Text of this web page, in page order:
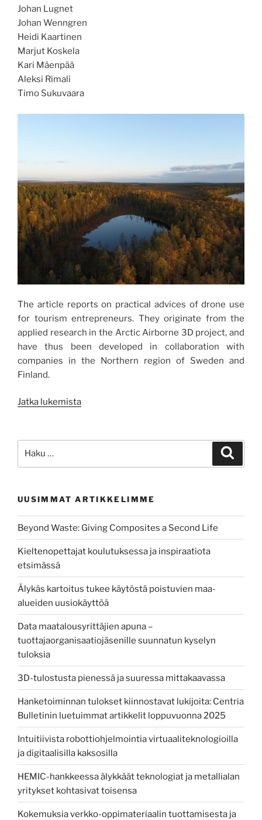
Johan Lugnet
Johan Wenngren
Heidi Kaartinen
Marjut Koskela
Kari Mäenpää
Aleksi Rimali
Timo Sukuvaara
The article reports on practical advices of drone use
for tourism entrepreneurs. They originate from the
applied research in the Arctic Airborne 3D project, and
have thus been developed in collaboration with
companies in the Northern region of Sweden and
Finland.
Jatka lukemista”Come
me:
tourism”
UUSIMMAT ARTIKKELIMME
Beyond Waste: Giving Composites a Second Life
Kieltenopettajat koulutuksessa ja inspiraatiota
etsimässä
Älykäs kartoitus tukee käytöstä poistuvien maa-
alueiden uusiokäyttöä
Data maatalousyrittäjien apuna –
tuottajaorganisaatiojäsenille suunnatun kyselyn
tuloksia
3D-tulostusta pienessä ja suuressa mittakaavassa
Hanketoiminnan tulokset kiinnostavat lukijoita: Centria
Bulletinin luetuimmat artikkelit loppuvuonna 2025
Intuitiivista robottiohjelmointia virtuaaliteknologioilla
ja digitaalisilla kaksosilla
HEMIC-hankkeessa älykkäät teknologiat ja metallialan
yritykset kohtasivat toisensa
Kokemuksia verkko-oppimateriaalin tuottamisesta ja